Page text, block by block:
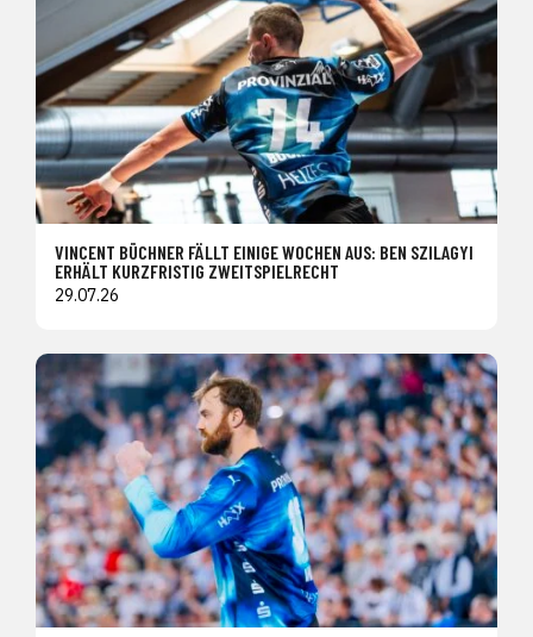
VINCENT BÜCHNER FÄLLT EINIGE WOCHEN AUS: BEN SZILAGYI
ERHÄLT KURZFRISTIG ZWEITSPIELRECHT
29.07.26